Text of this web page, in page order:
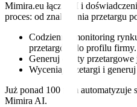
Mimira.eu łączy AI i
proces: od znalezienia przetargu
Codzienny monitoring
przetargów do profilu firmy.
Generuj oferty
Wyceniaj przetargi i
Już ponad 100 firm automatyzuje
Mimira AI.